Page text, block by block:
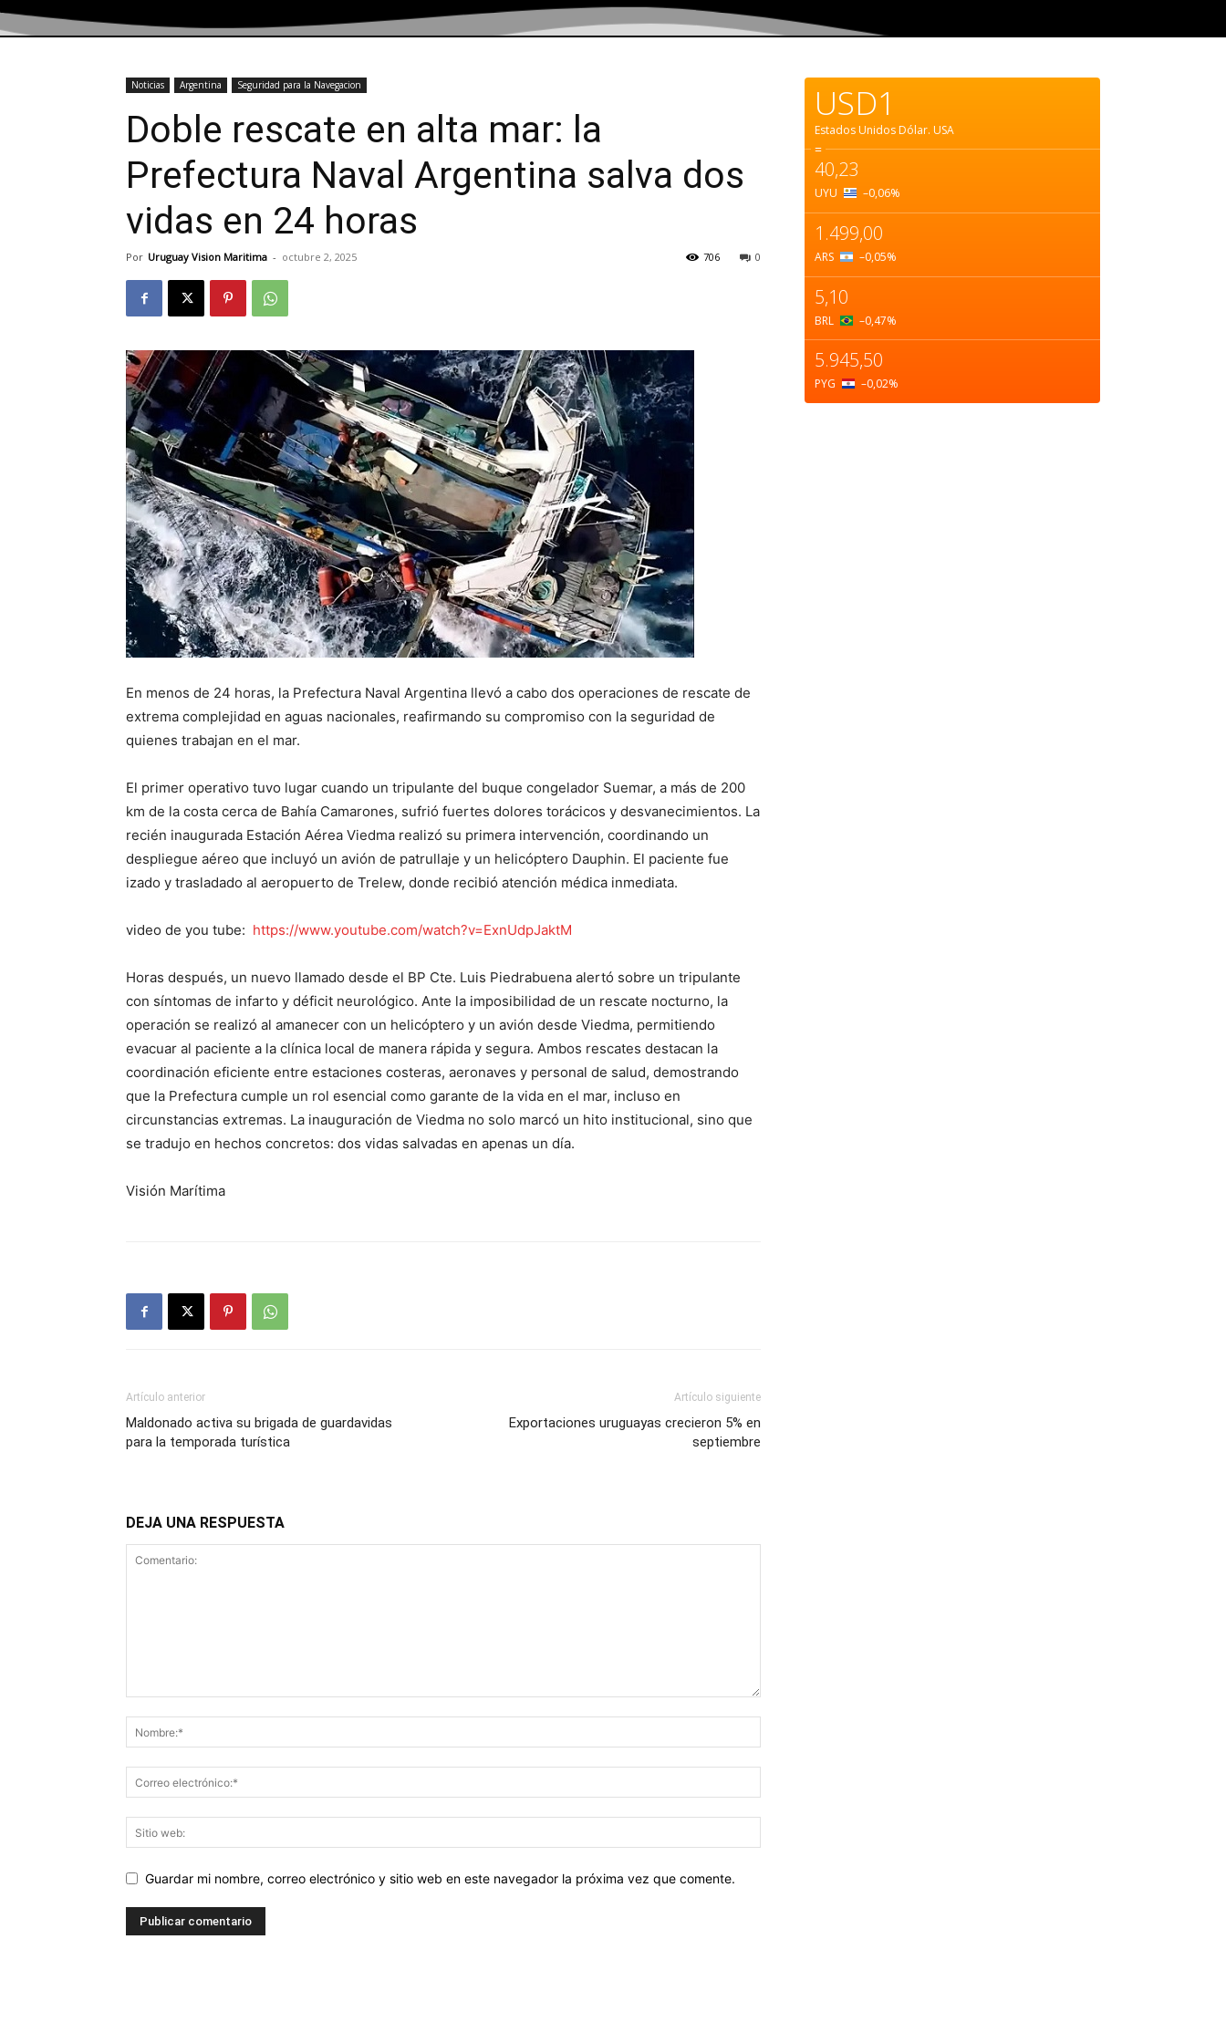
Noticias Argentina Seguridad para la Navegacion
Doble rescate en alta mar: la
Prefectura Naval Argentina salva dos
vidas en 24 horas
Por Uruguay Vision Maritima - octubre 2, 2025 0
706
En menos de 24 horas, la Prefectura Naval Argentina llevó a cabo dos operaciones de rescate de
extrema complejidad en aguas nacionales, reafirmando su compromiso con la seguridad de
quienes trabajan en el mar.
El primer operativo tuvo lugar cuando un tripulante del buque congelador Suemar, a más de 200
km de la costa cerca de Bahía Camarones, sufrió fuertes dolores torácicos y desvanecimientos. La
recién inaugurada Estación Aérea Viedma realizó su primera intervención, coordinando un
despliegue aéreo que incluyó un avión de patrullaje y un helicóptero Dauphin. El paciente fue
izado y trasladado al aeropuerto de Trelew, donde recibió atención médica inmediata.
video de you tube: https://www.youtube.com/watch?v=ExnUdpJaktM
Horas después, un nuevo llamado desde el BP Cte. Luis Piedrabuena alertó sobre un tripulante
con síntomas de infarto y déficit neurológico. Ante la imposibilidad de un rescate nocturno, la
operación se realizó al amanecer con un helicóptero y un avión desde Viedma, permitiendo
evacuar al paciente a la clínica local de manera rápida y segura. Ambos rescates destacan la
coordinación eficiente entre estaciones costeras, aeronaves y personal de salud, demostrando
que la Prefectura cumple un rol esencial como garante de la vida en el mar, incluso en
circunstancias extremas. La inauguración de Viedma no solo marcó un hito institucional, sino que
se tradujo en hechos concretos: dos vidas salvadas en apenas un día.
Visión Marítima
Artículo anterior
Maldonado activa su brigada de guardavidas
para la temporada turística
Artículo siguiente
Exportaciones uruguayas crecieron 5% en
septiembre
DEJA UNA RESPUESTA
Guardar mi nombre, correo electrónico y sitio web en este navegador la próxima vez que comente.
USD1
Estados Unidos Dólar. USA
=
40,23
UYU –0,06%
1.499,00
ARS –0,05%
5,10
BRL –0,47%
5.945,50
PYG –0,02%